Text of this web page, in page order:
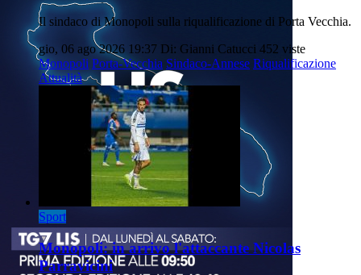
Il sindaco di Monopoli sulla riqualificazione di Porta Vecchia.
gio, 06 ago 2026 19:37 Di: Gianni Catucci 452 viste
Monopoli Porta-Vecchia Sindaco-Annese Riqualificazione
Attualità
Sport
Monopoli: in arrivo l'attaccante Nicolas
Parravicini